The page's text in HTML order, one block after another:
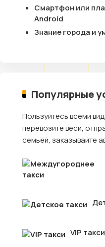
Смартфон или
Android
Знание города и
Популярные
Пользуйтесь всеми
перевозите веси,
семьёй, заказывайте
VIP такси